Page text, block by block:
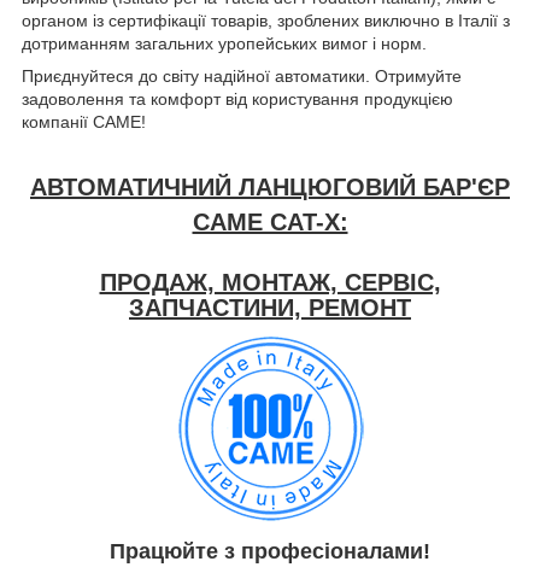
органом із сертифікації товарів, зроблених виключно в Італії з
дотриманням загальних уропейських вимог і норм.
Приєднуйтеся до світу надійної автоматики. Отримуйте
задоволення та комфорт від користування продукцією
компанії CAME!
АВТОМАТИЧНИЙ ЛАНЦЮГОВИЙ БАР'ЄР
CAME CAT-X:
ПРОДАЖ, МОНТАЖ, СЕРВІС,
ЗАПЧАСТИНИ, РЕМОНТ
Працюйте з професіоналами!